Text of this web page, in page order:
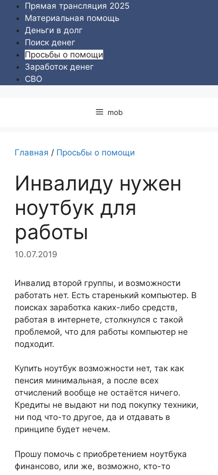
Перейти
содержимому
Прямая трансляция 2025
Материальная помощь
Деньги в долг
Поиск денег
Просьбы о помощи
Заработок денег
СВО
mob
Главная / Просьбы о помощи
Инвалиду нужен
ноутбук для
работы
10.07.2019
Инвалид второй группы, и возможности
работать нет. Есть старенький компьютер. В
поисках заработка каких-либо средств,
работая в интернете, столкнулся с такой
проблемой, что для работы компьютер не
подходит.
Купить ноутбук возможности нет, так как
пенсия минимальная, а после всех
отчислений вообще не остаётся ничего.
Кредиты не выдают ни под покупку техники,
ни под что-то другое, да и отдавать в
принципе будет нечем.
Прошу помочь с приобретением ноутбука
финансово, или же, возможно, кто-то